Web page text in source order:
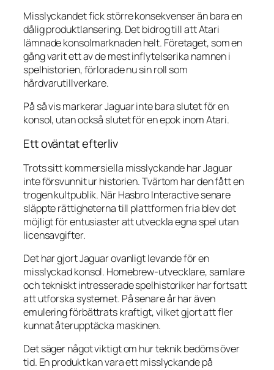
Misslyckandet fick större konsekvenser än bara en
dålig produktlansering. Det bidrog till att Atari
lämnade konsolmarknaden helt. Företaget, som en
gång varit ett av de mest inflytelserika namnen i
spelhistorien, förlorade nu sin roll som
hårdvarutillverkare.
På så vis markerar Jaguar inte bara slutet för en
konsol, utan också slutet för en epok inom Atari.
Ett oväntat efterliv
Trots sitt kommersiella misslyckande har Jaguar
inte försvunnit ur historien. Tvärtom har den fått en
trogen kultpublik. När Hasbro Interactive senare
släppte rättigheterna till plattformen fria blev det
möjligt för entusiaster att utveckla egna spel utan
licensavgifter.
Det har gjort Jaguar ovanligt levande för en
misslyckad konsol. Homebrew-utvecklare, samlare
och tekniskt intresserade spelhistoriker har fortsatt
att utforska systemet. På senare år har även
emulering förbättrats kraftigt, vilket gjort att fler
kunnat återupptäcka maskinen.
Det säger något viktigt om hur teknik bedöms över
tid. En produkt kan vara ett misslyckande på